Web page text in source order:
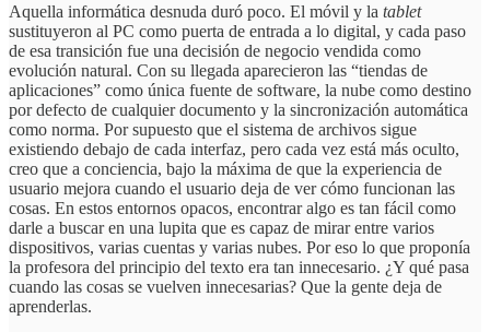
Aquella informática desnuda duró poco. El móvil y la tablet
sustituyeron al PC como puerta de entrada a lo digital, y cada paso
de esa transición fue una decisión de negocio vendida como
evolución natural. Con su llegada aparecieron las “tiendas de
aplicaciones” como única fuente de software, la nube como destino
por defecto de cualquier documento y la sincronización automática
como norma. Por supuesto que el sistema de archivos sigue
existiendo debajo de cada interfaz, pero cada vez está más oculto,
creo que a conciencia, bajo la máxima de que la experiencia de
usuario mejora cuando el usuario deja de ver cómo funcionan las
cosas. En estos entornos opacos, encontrar algo es tan fácil como
darle a buscar en una lupita que es capaz de mirar entre varios
dispositivos, varias cuentas y varias nubes. Por eso lo que proponía
la profesora del principio del texto era tan innecesario. ¿Y qué pasa
cuando las cosas se vuelven innecesarias? Que la gente deja de
aprenderlas.